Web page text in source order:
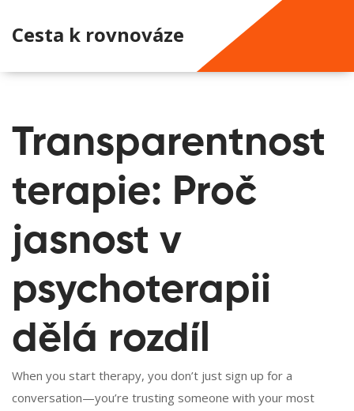
Cesta k rovnováze
Transparentnost
terapie: Proč
jasnost v
psychoterapii
dělá rozdíl
When you start therapy, you don’t just sign up for a
conversation—you’re trusting someone with your most